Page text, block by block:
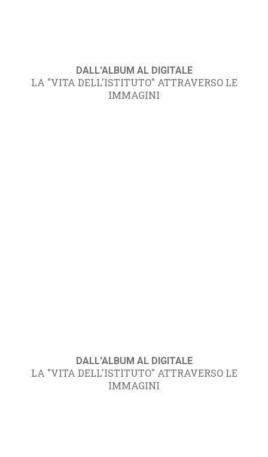
DALL'ALBUM AL DIGITALE
LA "VITA DELL'ISTITUTO" ATTRAVERSO LE
IMMAGINI
DALL'ALBUM AL DIGITALE
LA "VITA DELL'ISTITUTO" ATTRAVERSO LE
IMMAGINI